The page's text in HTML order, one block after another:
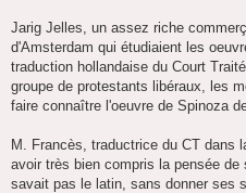
g
e
Jarig Jelles, un assez riche
d'Amsterdam qui étudiaient les
traduction hollandaise du Court
groupe de protestants libéraux, les
faire connaître l'oeuvre de Spinoza
M. Francès, traductrice du CT dans
avoir très bien compris la pensée
savait pas le latin, sans donner ses